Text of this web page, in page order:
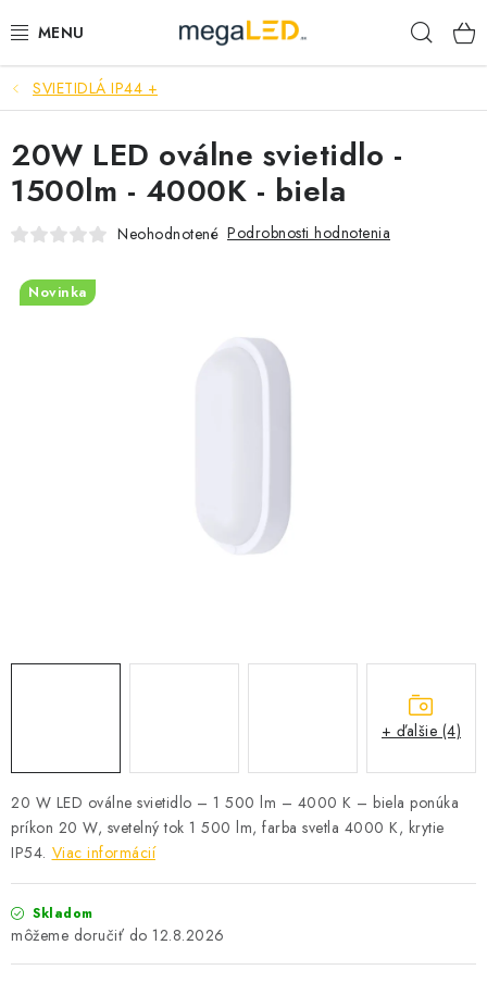
na
PRIEMYSEL
SVIETIDLÁ
ŽIAROVKY A TRUBICE
SEZÓNNE VÝPREDAJE POĽNOPOTREBY
OBCHODNÉ PODMIENKY
O NÁS - MEGALED & JANTON ZÁKAMENNÉ
Reklamácie a formulár na odstúpenie od zmluvy
Obchodné podmienky
Zľavy pre profíkov
Hodnotenie obchodu
SVIETIDLÁ IP44 +
20 W LED oválne svietidlo – 1 500 lm – 4000 K – biela ponúka
príkon 20 W, svetelný tok 1 500 lm, farba svetla 4000 K, krytie
IP54. Viac informácií
Skladom
12.8.2026
20W LED oválne svietidlo -
1500lm - 4000K - biela
Neohodnotené Podrobnosti hodnotenia
Novinka
+ ďalšie (4)